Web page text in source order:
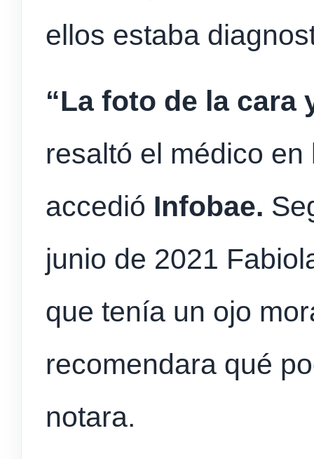
ellos estaba
“La foto de la cara
resaltó el médico
accedió Infobae.
junio de 2021
que tenía un ojo
recomendara qué
notara.